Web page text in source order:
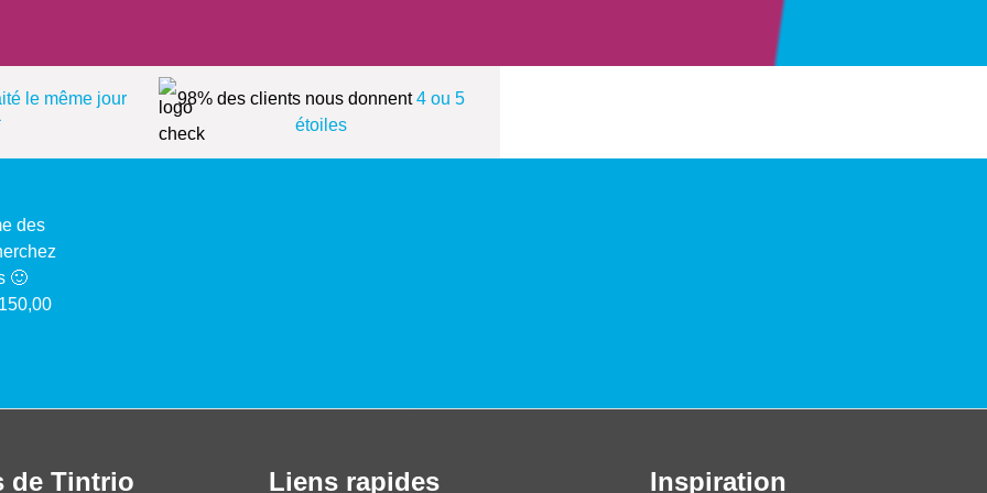
le même jour
98% des clients nous donnent4 ou 5
étoiles
des
🙂
de Tintrio Liens rapides Inspiration